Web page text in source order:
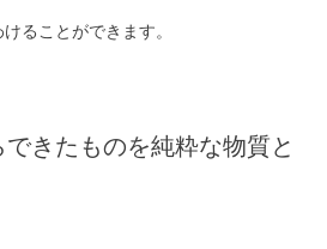
ることができます。
きたものを純粋な物質と